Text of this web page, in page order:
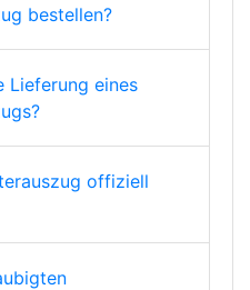
bestellen?
Lieferung eines
offiziell